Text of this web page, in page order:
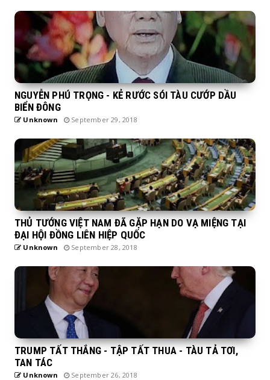
NGUYỄN PHÚ TRỌNG - KẺ RƯỚC SÓI TÀU CƯỚP DẦU
BIỂN ĐÔNG
Unknown September 29, 2018
THỦ TƯỚNG VIỆT NAM ĐÃ GẶP HẠN DO VẠ MIỆNG TẠI
ĐẠI HỘI ĐỒNG LIÊN HIỆP QUỐC
Unknown September 28, 2018
TRUMP TẤT THẮNG - TẬP TẤT THUA - TÀU TẢ TƠI,
TAN TÁC
Unknown September 26, 2018